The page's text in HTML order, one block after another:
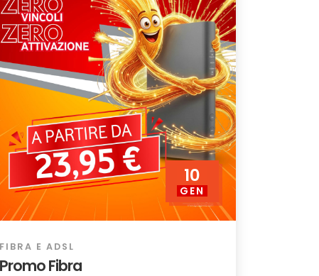
10
GEN
FIBRA E ADSL
Promo Fibra